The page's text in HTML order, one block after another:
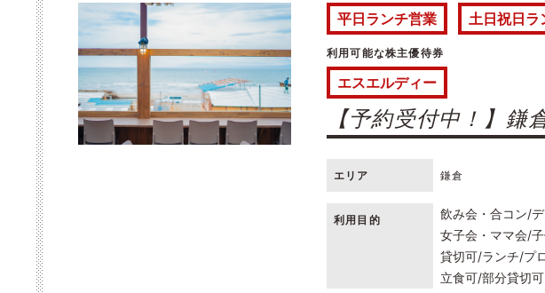
平日ランチ営業 土日祝日ラ
利用可能な株主優待券
エスエルディー
【予約受付中！】
エリア 鎌倉
利用目的 飲み会・合コン
女子会・ママ会
貸切可 ランチ プ
立食可 部分貸切可